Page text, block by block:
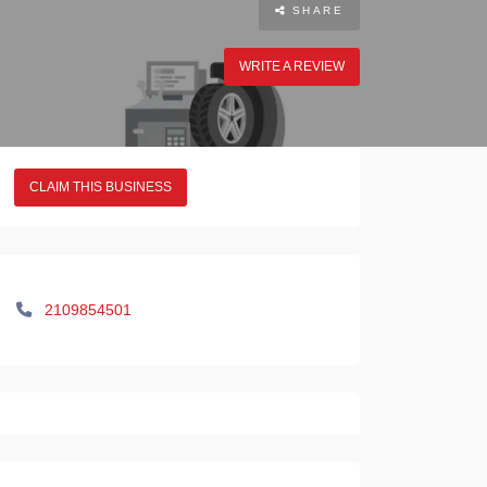
SHARE
WRITE A REVIEW
CLAIM THIS BUSINESS
2109854501